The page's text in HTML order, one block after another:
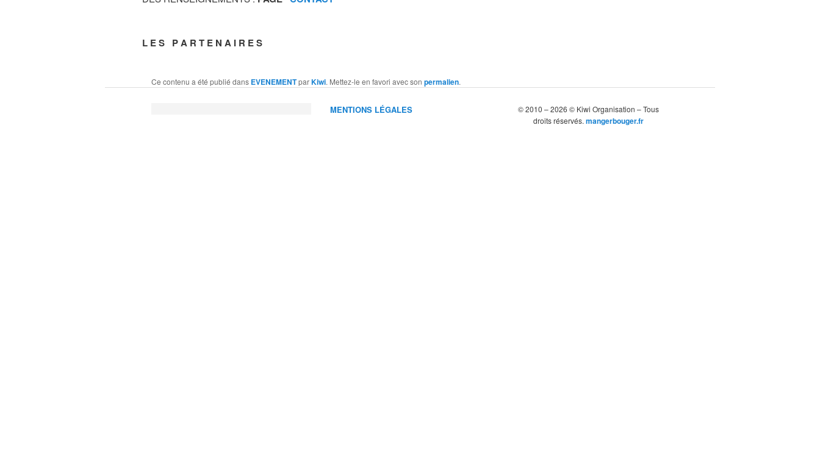
L E S P A R T E N A I R E S
Ce contenu a été publié dans EVENEMENTparKiwi. Mettez-le en favori avec son permalien.
MENTIONS LÉGALES
© 2010 – 2026 © Kiwi Organisation – Tous
droits réservés.mangerbouger.fr